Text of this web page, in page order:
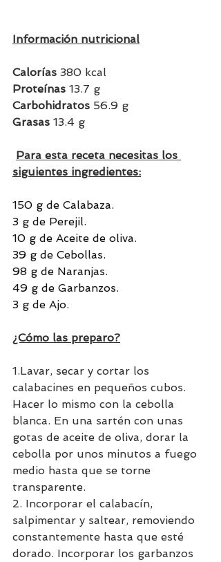
Información nutricional
Calorías 380 kcal
Proteínas 13.7 g
Carbohidratos 56.9 g
Grasas 13.4 g
Para esta receta necesitas los
siguientes ingredientes:
150 g de Calabaza.
3 g de Perejil.
10 g de Aceite de oliva.
39 g de Cebollas.
98 g de Naranjas.
49 g de Garbanzos.
3 g de Ajo.
¿Cómo las preparo?
1.Lavar, secar y cortar los
calabacines en pequeños cubos.
Hacer lo mismo con la cebolla
blanca. En una sartén con unas
gotas de aceite de oliva, dorar la
cebolla por unos minutos a fuego
medio hasta que se torne
transparente.
2. Incorporar el calabacín,
salpimentar y saltear, removiendo
constantemente hasta que esté
dorado. Incorporar los garbanzos